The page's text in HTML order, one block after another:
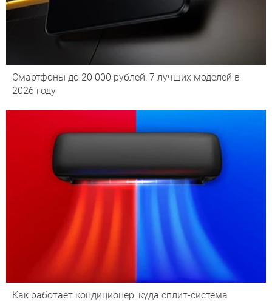
Смартфоны до 20 000 рублей: 7 лучших моделей в
2026 году
Как работает кондиционер: куда сплит-система